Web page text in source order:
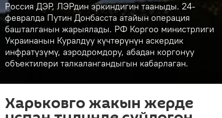
Россия ДЭР, ЛЭРдин эркиндигин тааныды. 24-
февралда Путин Донбасста атайын операция
башталганын жарыялады. РФ Коргоо министрлиги
Украинанын Куралдуу күчтөрүнүн аскердик
инфратүзүмү, аэродромдору, абадан коргонуу
объектилери талкалангандыгын кабарлаган.
Харьковго жакын жерде